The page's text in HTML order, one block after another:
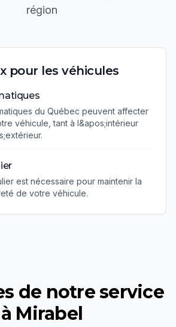
région
pour les véhicules
du Québec peuvent affecter
véhicule, tant à l&apos;intérieur
est nécessaire pour maintenir la
de votre véhicule.
de notre service
à Mirabel